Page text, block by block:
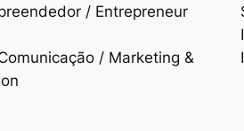
/ Entrepreneur
/ Marketing &